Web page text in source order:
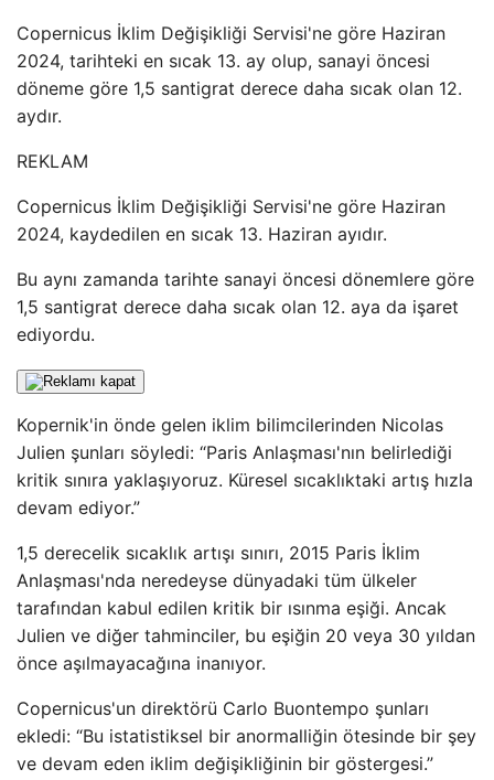
Copernicus İklim Değişikliği Servisi'ne göre Haziran
2024, tarihteki en sıcak 13. ay olup, sanayi öncesi
döneme göre 1,5 santigrat derece daha sıcak olan 12.
aydır.
REKLAM
Copernicus İklim Değişikliği Servisi'ne göre Haziran
2024, kaydedilen en sıcak 13. Haziran ayıdır.
Bu aynı zamanda tarihte sanayi öncesi dönemlere göre
1,5 santigrat derece daha sıcak olan 12. aya da işaret
ediyordu.
Kopernik'in önde gelen iklim bilimcilerinden Nicolas
Julien şunları söyledi: “Paris Anlaşması'nın belirlediği
kritik sınıra yaklaşıyoruz. Küresel sıcaklıktaki artış hızla
devam ediyor.”
1,5 derecelik sıcaklık artışı sınırı, 2015 Paris İklim
Anlaşması'nda neredeyse dünyadaki tüm ülkeler
tarafından kabul edilen kritik bir ısınma eşiği. Ancak
Julien ve diğer tahminciler, bu eşiğin 20 veya 30 yıldan
önce aşılmayacağına inanıyor.
Copernicus'un direktörü Carlo Buontempo şunları
ekledi: “Bu istatistiksel bir anormalliğin ötesinde bir şey
ve devam eden iklim değişikliğinin bir göstergesi.”